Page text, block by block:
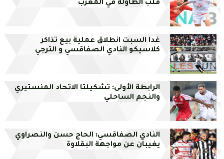
قلب الطاولة في المغرب
غدا السبت انطلاق عملية بيع تذاكر
كلاسيكو النادي الصفاقسي و الترجي
الرابطة الأولى: تشكيلتا الاتحاد المنستيري
والنجم الساحلي
النادي الصفاقسي: الحاج حسن والنصراوي
يغيبان عن مواجهة البقلاوة